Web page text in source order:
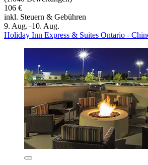
106 €
inkl. Steuern & Gebühren
9. Aug.–10. Aug.
Holiday Inn Express & Suites Ontario -